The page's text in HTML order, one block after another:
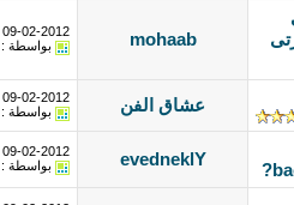
mohaab
09-02-2012
بواسطة :
عشاق الفن 09-02-2012
بواسطة :
evedneklY
09-02-2012
بواسطة :